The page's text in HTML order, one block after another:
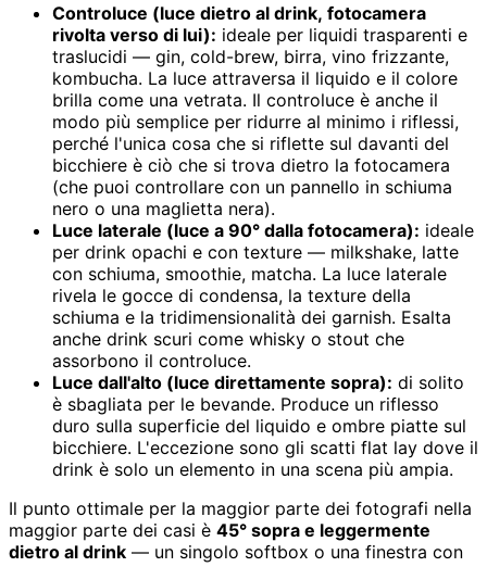
Controluce (luce dietro al drink, fotocamera
rivolta verso di lui): ideale per liquidi trasparenti e
traslucidi — gin, cold-brew, birra, vino frizzante,
kombucha. La luce attraversa il liquido e il colore
brilla come una vetrata. Il controluce è anche il
modo più semplice per ridurre al minimo i riflessi,
perché l'unica cosa che si riflette sul davanti del
bicchiere è ciò che si trova dietro la fotocamera
(che puoi controllare con un pannello in schiuma
nero o una maglietta nera).
Luce laterale (luce a 90° dalla fotocamera): ideale
per drink opachi e con texture — milkshake, latte
con schiuma, smoothie, matcha. La luce laterale
rivela le gocce di condensa, la texture della
schiuma e la tridimensionalità dei garnish. Esalta
anche drink scuri come whisky o stout che
assorbono il controluce.
Luce dall'alto (luce direttamente sopra): di solito
è sbagliata per le bevande. Produce un riflesso
duro sulla superficie del liquido e ombre piatte sul
bicchiere. L'eccezione sono gli scatti flat lay dove il
drink è solo un elemento in una scena più ampia.
Il punto ottimale per la maggior parte dei fotografi nella
maggior parte dei casi è 45° sopra e leggermente
dietro al drink — un singolo softbox o una finestra con